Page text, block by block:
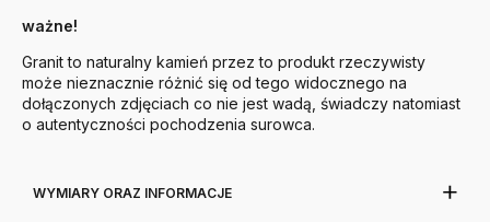
ważne!
Granit to naturalny kamień przez to produkt rzeczywisty
może nieznacznie różnić się od tego widocznego na
dołączonych zdjęciach co nie jest wadą, świadczy natomiast
o autentyczności pochodzenia surowca.
WYMIARY ORAZ INFORMACJE